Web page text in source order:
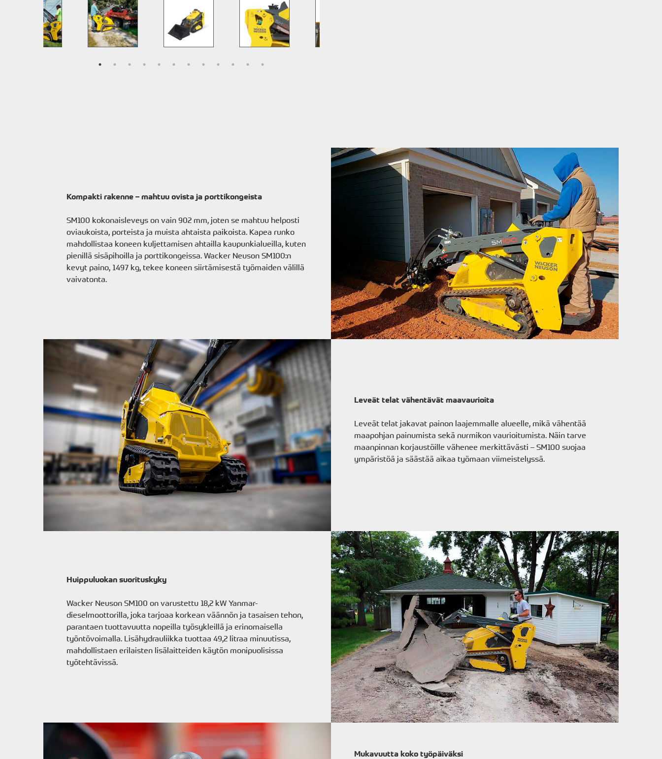
Kompakti rakenne – mahtuu ovista ja porttikongeista
SM100 kokonaisleveys on vain 902 mm, joten se mahtuu helposti
oviaukoista, porteista ja muista ahtaista paikoista. Kapea runko
mahdollistaa koneen kuljettamisen ahtailla kaupunkialueilla, kuten
pienillä sisäpihoilla ja porttikongeissa. Wacker Neuson SM100:n
kevyt paino, 1497 kg, tekee koneen siirtämisestä työmaiden välillä
vaivatonta.
Leveät telat vähentävät maavaurioita
Leveät telat jakavat painon laajemmalle alueelle, mikä vähentää
maapohjan painumista sekä nurmikon vaurioitumista. Näin tarve
maanpinnan korjaustöille vähenee merkittävästi – SM100 suojaa
ympäristöä ja säästää aikaa työmaan viimeistelyssä.
Huippuluokan suorituskyky
Wacker Neuson SM100 on varustettu 18,2 kW Yanmar-
dieselmoottorilla, joka tarjoaa korkean väännön ja tasaisen tehon,
parantaen tuottavuutta nopeilla työsykleillä ja erinomaisella
työntövoimalla. Lisähydrauliikka tuottaa 49,2 litraa minuutissa,
mahdollistaen erilaisten lisälaitteiden käytön monipuolisissa
työtehtävissä.
Mukavuutta koko työpäiväksi